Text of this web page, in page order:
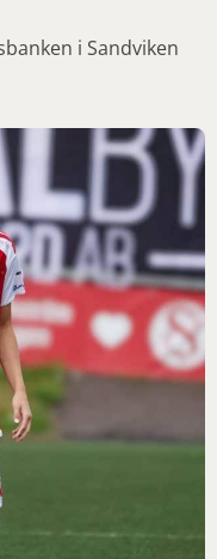
i Sandviken